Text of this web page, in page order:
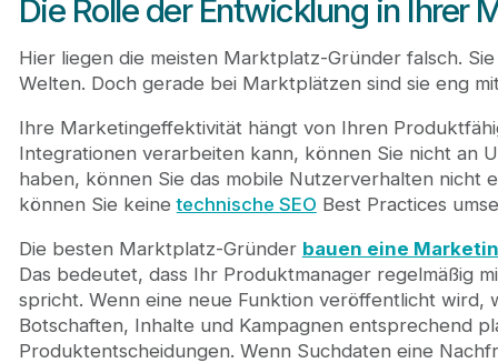
Die Rolle der Entwicklung in Ihrer
Hier liegen die meisten Marktplatz-Gründer falsch.
Welten. Doch gerade bei Marktplätzen sind sie eng
Ihre Marketingeffektivität hängt von Ihren
Integrationen verarbeiten kann, können Sie nicht an
haben, können Sie das mobile Nutzerverhalten nicht
können Sie keinetechnische SEO Best Practices
Die besten Marktplatz-Gründer bauen eine
Das bedeutet, dass Ihr Produktmanager regelmäßig
spricht. Wenn eine neue Funktion veröffentlicht wird,
Botschaften, Inhalte und Kampagnen entsprechend
Produktentscheidungen. Wenn Suchdaten eine